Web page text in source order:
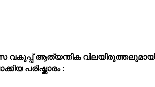
ആത്യന്തിക വിലയിരുത്തലുമായി
പരിഷ്ക്കാരം :